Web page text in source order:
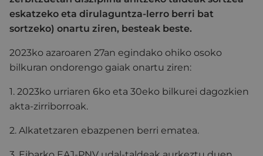
eskatzeko eta dirulaguntza-lerro berri bat
sortzeko) onartu ziren, besteak beste.
2023ko azaroaren 27an egindako ohiko osoko
bilkuran ondorengo gaiak onartu ziren:
1. 2023ko urriaren 6ko eta 30eko bilkurei dagozkien
akta-zirriborroak.
2. Alkatetzaren ebazpenen berri ematea.